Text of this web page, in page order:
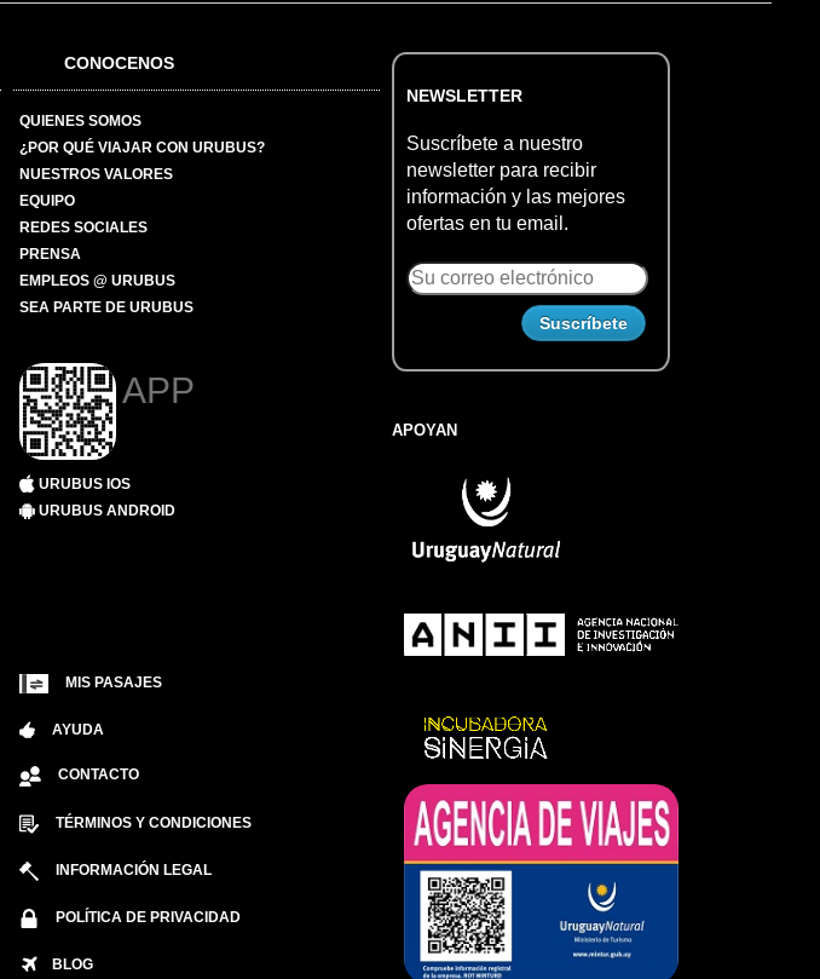
CONOCENOS
QUIENES SOMOS
¿POR QUÉ VIAJAR CON URUBUS?
NUESTROS VALORES
EQUIPO
REDES SOCIALES
PRENSA
EMPLEOS @ URUBUS
SEA PARTE DE URUBUS
APP
URUBUS IOS
URUBUS ANDROID
MIS PASAJES
AYUDA
CONTACTO
TÉRMINOS Y CONDICIONES
INFORMACIÓN LEGAL
POLÍTICA DE PRIVACIDAD
BLOG
NEWSLETTER
Suscríbete a nuestro
newsletter para recibir
información y las mejores
ofertas en tu email.
APOYAN